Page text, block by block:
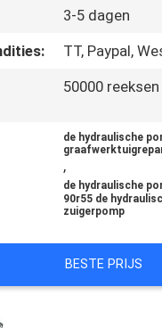
3-5 dagen
TT, Paypal,
50000
de hydraulische
,
de hydraulische
90r55 de
zuigerpomp
BESTE PRIJS